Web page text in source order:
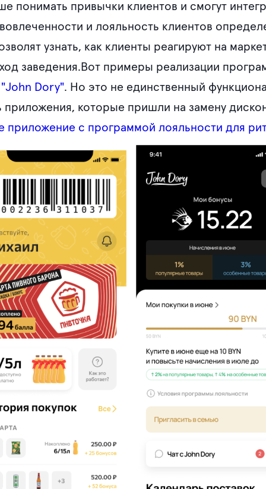
понимать привычки клиентов и смогут
и лояльность клиентов
узнать, как клиенты реагируют на
заведения.Вот примеры реализации
"John Dory". Но это не единственный
которые пришли на замену
приложение с программой лояльности для